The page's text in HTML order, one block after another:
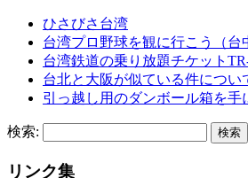
ひさびさ台湾
台湾プロ野球を観に行こう（台
台湾鉄道の乗り放題チケット
台北と大阪が似ている件につい
引っ越し用のダンボール箱を手
検索:
リンク集